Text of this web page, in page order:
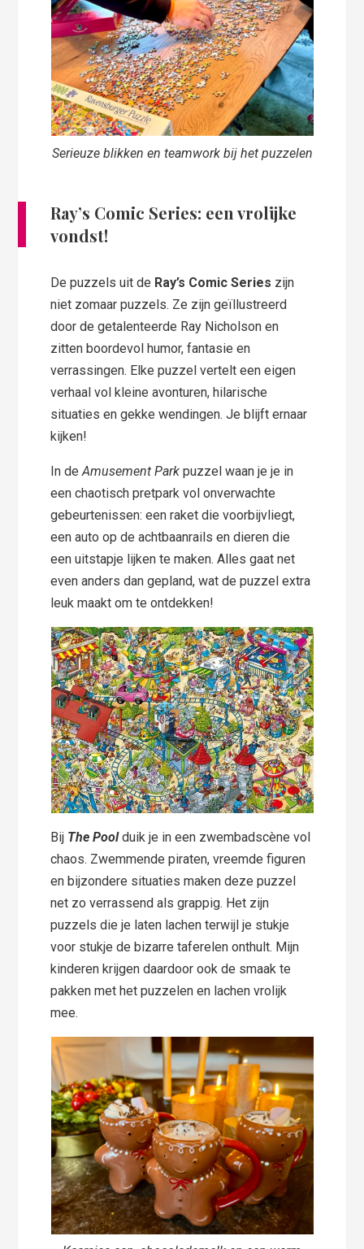
Serieuze blikken en teamwork bij het puzzelen
Ray’s Comic Series: een vrolijke
vondst!
De puzzels uit de Ray’s Comic Series zijn
niet zomaar puzzels. Ze zijn geïllustreerd
door de getalenteerde Ray Nicholson en
zitten boordevol humor, fantasie en
verrassingen. Elke puzzel vertelt een eigen
verhaal vol kleine avonturen, hilarische
situaties en gekke wendingen. Je blijft ernaar
kijken!
In deAmusement Park puzzel waan je je in
een chaotisch pretpark vol onverwachte
gebeurtenissen: een raket die voorbijvliegt,
een auto op de achtbaanrails en dieren die
een uitstapje lijken te maken. Alles gaat net
even anders dan gepland, wat de puzzel extra
leuk maakt om te ontdekken!
Bij The Poolduik je in een zwembadscène vol
chaos. Zwemmende piraten, vreemde figuren
en bijzondere situaties maken deze puzzel
net zo verrassend als grappig. Het zijn
puzzels die je laten lachen terwijl je stukje
voor stukje de bizarre taferelen onthult. Mijn
kinderen krijgen daardoor ook de smaak te
pakken met het puzzelen en lachen vrolijk
mee.